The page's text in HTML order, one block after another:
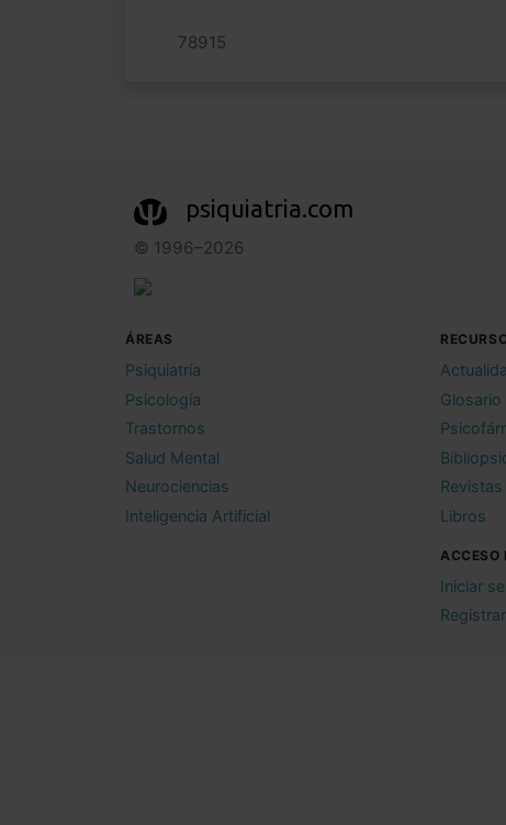
78915
psiquiatria.com
© 1996–2026
ÁREAS
Psiquiatría
Psicología
Trastornos
Salud Mental
Neurociencias
Inteligencia Artificial
Glosario
Revistas
Libros
ACCESO
Iniciar